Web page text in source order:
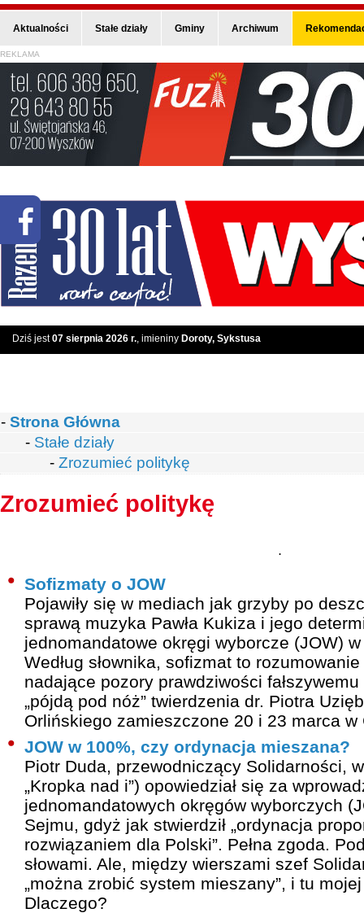
Aktualności Stałe działy Gminy Archiwum
REKLAMA
Dziś jest07 sierpnia 2026 r., imieniny Doroty, Sykstusa
- Strona Główna
- Stałe działy
- Zrozumieć politykę
Zrozumieć politykę
.
Sofizmaty o JOW
Pojawiły się w mediach jak grzyby po
sprawą muzyka Pawła Kukiza i jego
jednomandatowe okręgi wyborcze (JOW)
Według słownika, sofizmat to
nadające pozory prawdziwości
„pójdą pod nóż” twierdzenia dr. Piotra
Orlińskiego zamieszczone 20 i 23 marca
JOW w 100%, czy ordynacja mieszana?
Piotr Duda, przewodniczący Solidarności,
„Kropka nad i”) opowiedział się za
jednomandatowych okręgów wyborczych
Sejmu, gdyż jak stwierdził „ordynacja
rozwiązaniem dla Polski”. Pełna zgoda.
słowami. Ale, między wierszami szef
„można zrobić system mieszany”, i tu
Dlaczego?